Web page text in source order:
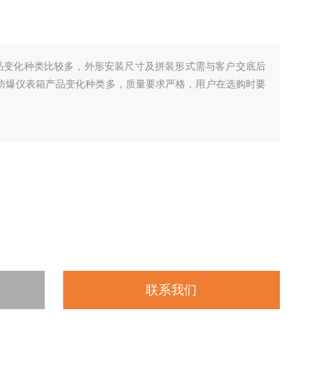
变化种类比较多，外形安装尺寸及拼装形式需与客户交底后
爆仪表箱产品变化种类多，质量要求严格，用户在选购时要
联系我们